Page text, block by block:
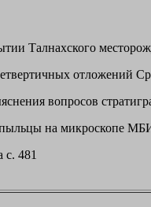
Талнахского
отложений
вопросов
на микроскопе
с. 481